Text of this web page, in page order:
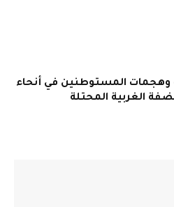
وهجمات المستوطنين في أنحاء
الغربية المحتلة